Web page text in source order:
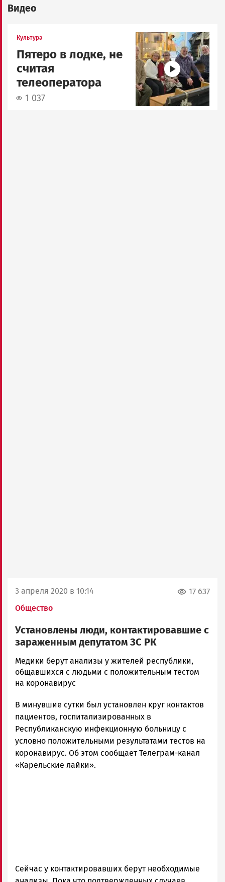
Видео
Культура
Пятеро в лодке, не
считая
телеоператора
1 037
Image
3 апреля 2020 в 10:14
Общество
17 637
Установлены люди, контактировавшие с
зараженным депутатом ЗС РК
Алексей
Смирнов
Новости
и
Карелии
|
Петрозаводск
ГОВОРИТ
Медики берут анализы у жителей республики,
общавшихся с людьми с положительным тестом
на коронавирус
В минувшие сутки был установлен круг контактов
пациентов, госпитализированных в
Республиканскую инфекционную больницу с
условно положительными результатами тестов на
коронавирус. Об этом сообщает Телеграм-канал
«Карельские лайки».
Сейчас у контактировавших берут необходимые